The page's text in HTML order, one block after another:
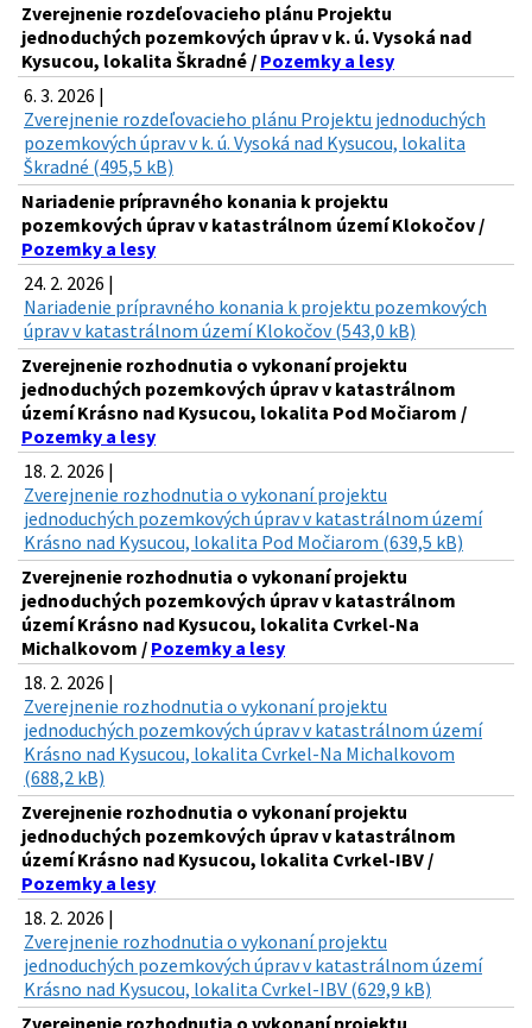
Zverejnenie rozdeľovacieho plánu Projektu
jednoduchých pozemkových úprav v k. ú. Vysoká nad
Kysucou, lokalita Škradné / Pozemky a lesy
6. 3. 2026 |
Zverejnenie rozdeľovacieho plánu Projektu jednoduchých
pozemkových úprav v k. ú. Vysoká nad Kysucou, lokalita
Škradné (495,5 kB)
Nariadenie prípravného konania k projektu
pozemkových úprav v katastrálnom území Klokočov /
Pozemky a lesy
24. 2. 2026 |
Nariadenie prípravného konania k projektu pozemkových
úprav v katastrálnom území Klokočov (543,0 kB)
Zverejnenie rozhodnutia o vykonaní projektu
jednoduchých pozemkových úprav v katastrálnom
území Krásno nad Kysucou, lokalita Pod Močiarom /
Pozemky a lesy
18. 2. 2026 |
Zverejnenie rozhodnutia o vykonaní projektu
jednoduchých pozemkových úprav v katastrálnom území
Krásno nad Kysucou, lokalita Pod Močiarom (639,5 kB)
Zverejnenie rozhodnutia o vykonaní projektu
jednoduchých pozemkových úprav v katastrálnom
území Krásno nad Kysucou, lokalita Cvrkel-Na
Michalkovom / Pozemky a lesy
18. 2. 2026 |
Zverejnenie rozhodnutia o vykonaní projektu
jednoduchých pozemkových úprav v katastrálnom území
Krásno nad Kysucou, lokalita Cvrkel-Na Michalkovom
(688,2 kB)
Zverejnenie rozhodnutia o vykonaní projektu
jednoduchých pozemkových úprav v katastrálnom
území Krásno nad Kysucou, lokalita Cvrkel-IBV /
Pozemky a lesy
18. 2. 2026 |
Zverejnenie rozhodnutia o vykonaní projektu
jednoduchých pozemkových úprav v katastrálnom území
Krásno nad Kysucou, lokalita Cvrkel-IBV (629,9 kB)